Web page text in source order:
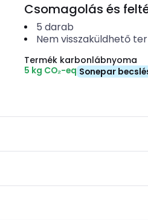
Csomagolás és
5 darab
Nem visszaküldhető
Termék karbonlábnyoma
5 kg CO₂-eq Sonepar